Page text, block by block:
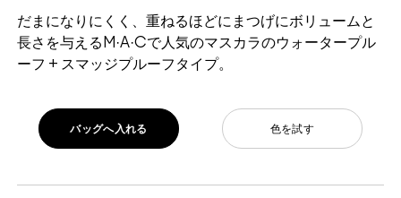
だまになりにくく、重ねるほどにまつげにボリュームと
長さを与えるM·A·Cで人気のマスカラのウォータープル
ーフ + スマッジプルーフタイプ。
色を試す
バッグへ入れる